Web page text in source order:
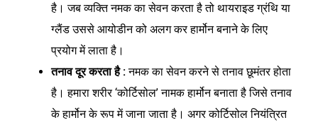
है। जब व्यक्ति नमक का सेवन करता है तो थायराइड ग्रंथि या
ग्लैंड उससे आयोडीन को अलग कर हार्मोन बनाने के लिए
प्रयोग में लाता है।
तनाव दूर करता है :नमक का सेवन करने से तनाव छूमंतर होता
है। हमारा शरीर ‘कोर्टिसोल’ नामक हार्मोन बनाता है जिसे तनाव
के हार्मोन के रूप में जाना जाता है। अगर कोर्टिसोल नियंत्रित